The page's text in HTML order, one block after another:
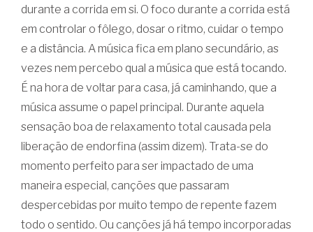
durante a corrida em si. O foco durante a corrida está
em controlar o fôlego, dosar o ritmo, cuidar o tempo
e a distância. A música fica em plano secundário, as
vezes nem percebo qual a música que está tocando.
É na hora de voltar para casa, já caminhando, que a
música assume o papel principal. Durante aquela
sensação boa de relaxamento total causada pela
liberação de endorfina (assim dizem). Trata-se do
momento perfeito para ser impactado de uma
maneira especial, canções que passaram
despercebidas por muito tempo de repente fazem
todo o sentido. Ou canções já há tempo incorporadas